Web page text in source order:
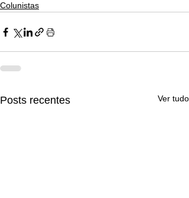
Colunistas
Posts recentes Ver tudo